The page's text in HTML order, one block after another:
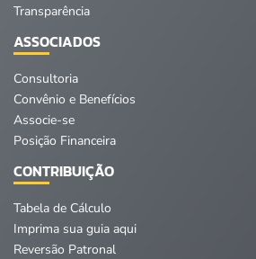
Transparência
ASSOCIADOS
Consultoria
Convênio e Benefícios
Associe-se
Posição Financeira
CONTRIBUIÇÃO
Tabela de Cálculo
Imprima sua guia aqui
Reversão Patronal